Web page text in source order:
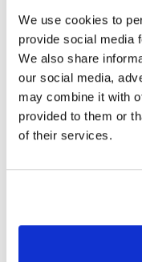
We use cookies to
provide social media
We also share
our social media,
may combine it with
provided to them or
of their services.
categorie seguono
Personal care)!
I meal kits sono un
che coniuga la
valore aggiunto
e della
stimolazione. L’uso
sempre nuove